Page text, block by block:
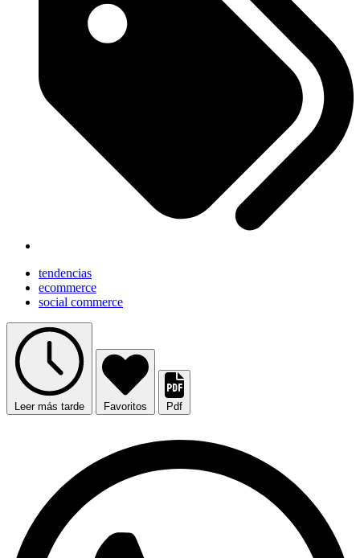
tendencias
ecommerce
social commerce
Leer más tarde Favoritos Pdf